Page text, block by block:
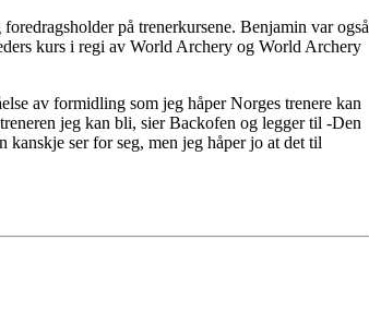
på trenerkursene. Benjamin var også
kurs i regi av World Archery og World Archery
av formidling som jeg håper Norges trenere kan
jeg kan bli, sier Backofen og legger til -Den
kanskje ser for seg, men jeg håper jo at det til